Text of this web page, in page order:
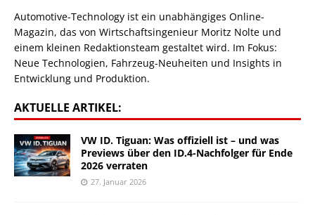
Automotive-Technology ist ein unabhängiges Online-
Magazin, das von Wirtschaftsingenieur Moritz Nolte und
einem kleinen Redaktionsteam gestaltet wird. Im Fokus:
Neue Technologien, Fahrzeug-Neuheiten und Insights in
Entwicklung und Produktion.
AKTUELLE ARTIKEL:
VW ID. Tiguan: Was offiziell ist – und was
Previews über den ID.4-Nachfolger für Ende
2026 verraten
27. Januar 2026